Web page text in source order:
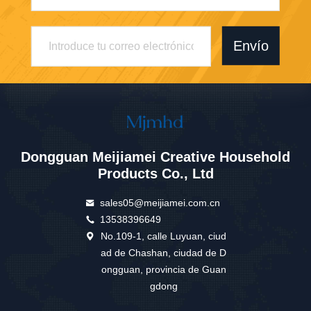
Envío
Dongguan Meijiamei Creative Household
Products Co., Ltd
sales05@meijiamei.com.cn
13538396649
No.109-1, calle Luyuan, ciud
ad de Chashan, ciudad de D
ongguan, provincia de Guan
gdong